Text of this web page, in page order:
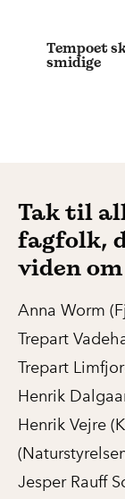
Tempoet
smidige
Tak til
fagfolk,
viden
Anna Worm
Trepart
Trepart
Henrik
Henrik Vejre
Jesper Rauff